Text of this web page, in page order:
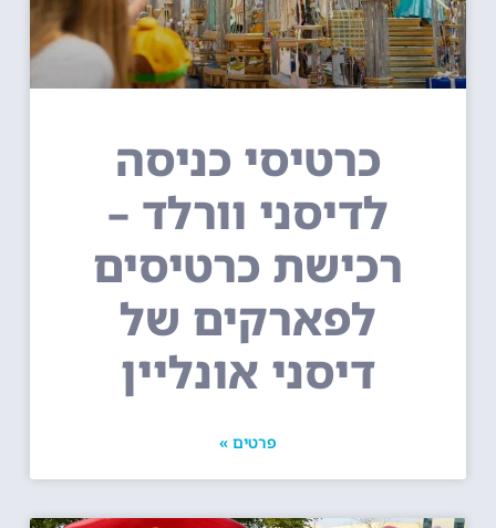
כרטיסי כניסה
לדיסני וורלד –
רכישת כרטיסים
לפארקים של
דיסני אונליין
פרטים »